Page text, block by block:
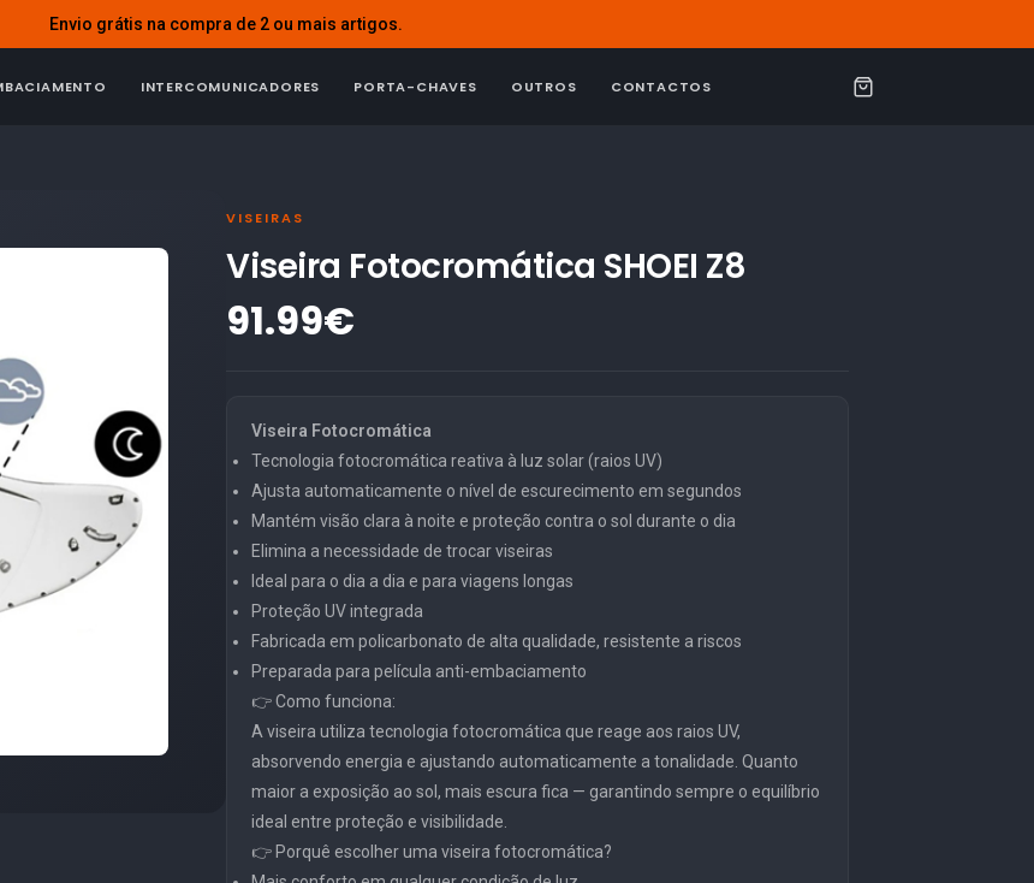
Envio grátis na compra de 2 ou mais artigos.
INTERCOMUNICADORES PORTA-CHAVES OUTROS CONTACTOS
C
VISEIRAS
Viseira Fotocromática SHOEI Z8
91.99€
Viseira Fotocromática
Tecnologia fotocromática reativa à luz solar (raios UV)
Ajusta automaticamente o nível de escurecimento em segundos
Mantém visão clara à noite e proteção contra o sol durante o dia
Elimina a necessidade de trocar viseiras
Ideal para o dia a dia e para viagens longas
Proteção UV integrada
Fabricada em policarbonato de alta qualidade, resistente a riscos
Preparada para película anti-embaciamento
👉 Como funciona:
A viseira utiliza tecnologia fotocromática que reage aos raios UV,
absorvendo energia e ajustando automaticamente a tonalidade. Quanto
maior a exposição ao sol, mais escura fica — garantindo sempre o equilíbrio
ideal entre proteção e visibilidade.
👉 Porquê escolher uma viseira fotocromática?